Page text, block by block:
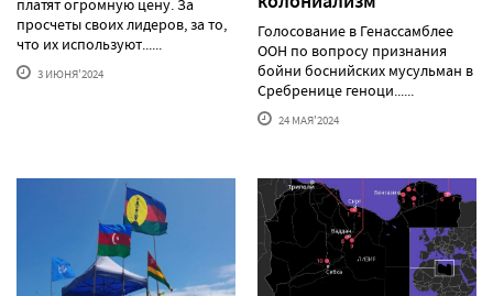
платят огромную цену. За
просчеты своих лидеров, за то,
что их используют......
3 ИЮНЯ'2024
Голосование в Генассамблее
ООН по вопросу признания
бойни боснийских мусульман в
Сребренице геноци......
24 МАЯ'2024